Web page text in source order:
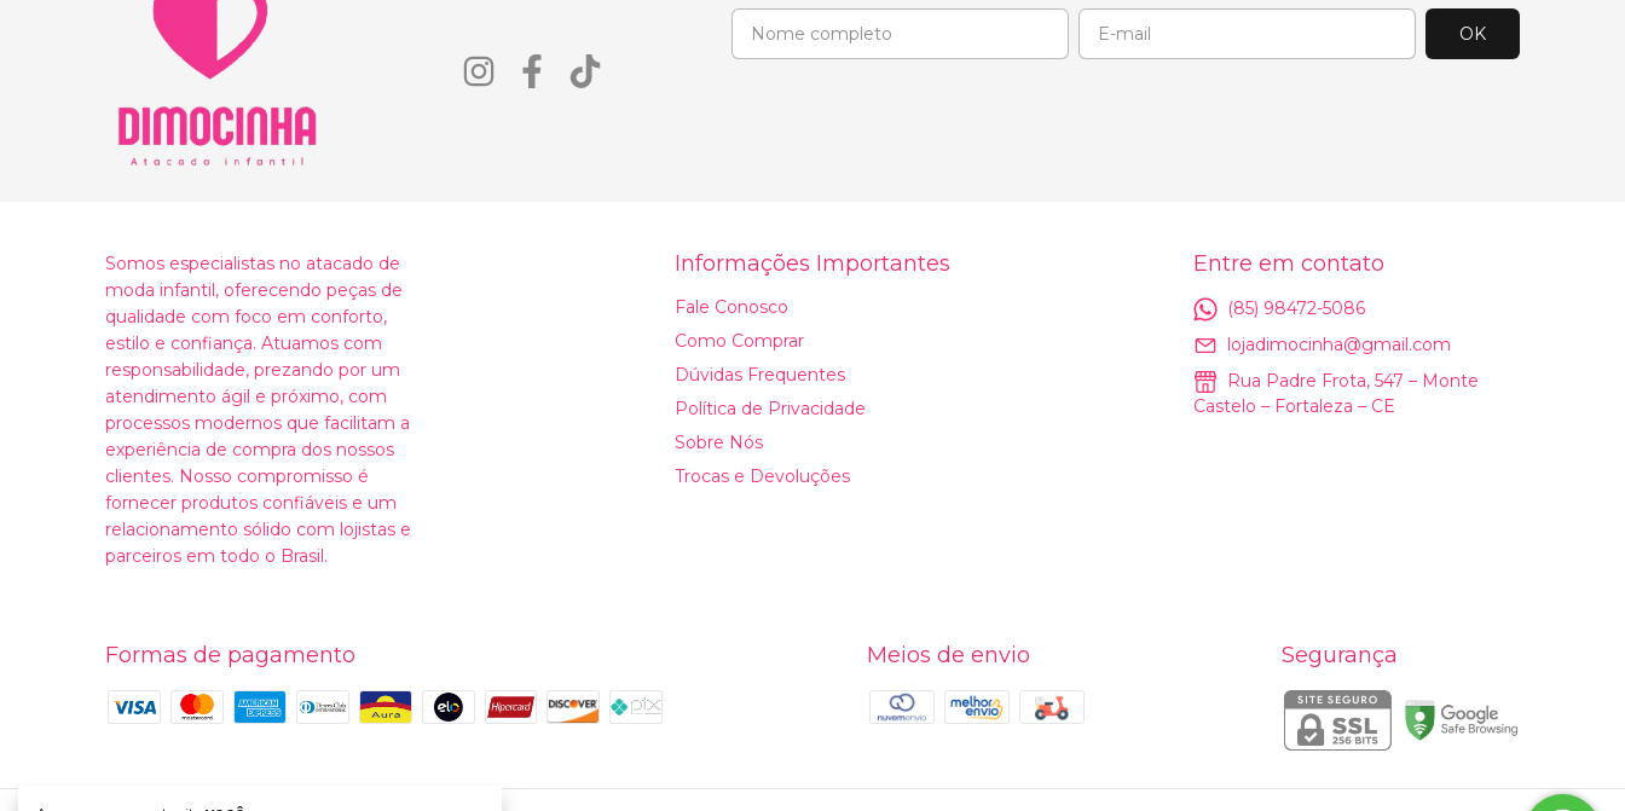
Somos especialistas no atacado de
moda infantil, oferecendo peças de
qualidade com foco em conforto,
estilo e confiança. Atuamos com
responsabilidade, prezando por um
atendimento ágil e próximo, com
processos modernos que facilitam a
experiência de compra dos nossos
clientes. Nosso compromisso é
fornecer produtos confiáveis e um
relacionamento sólido com lojistas e
parceiros em todo o Brasil.
Informações Importantes
Fale Conosco
Como Comprar
Dúvidas Frequentes
Política de Privacidade
Sobre Nós
Trocas e Devoluções
Entre em contato
(85) 98472-5086
lojadimocinha@gmail.com
Rua Padre Frota, 547 – Monte
Castelo – Fortaleza – CE
Formas de pagamento Meios de envio Segurança